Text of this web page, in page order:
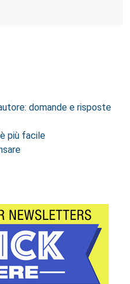
domande e risposte
è più facile